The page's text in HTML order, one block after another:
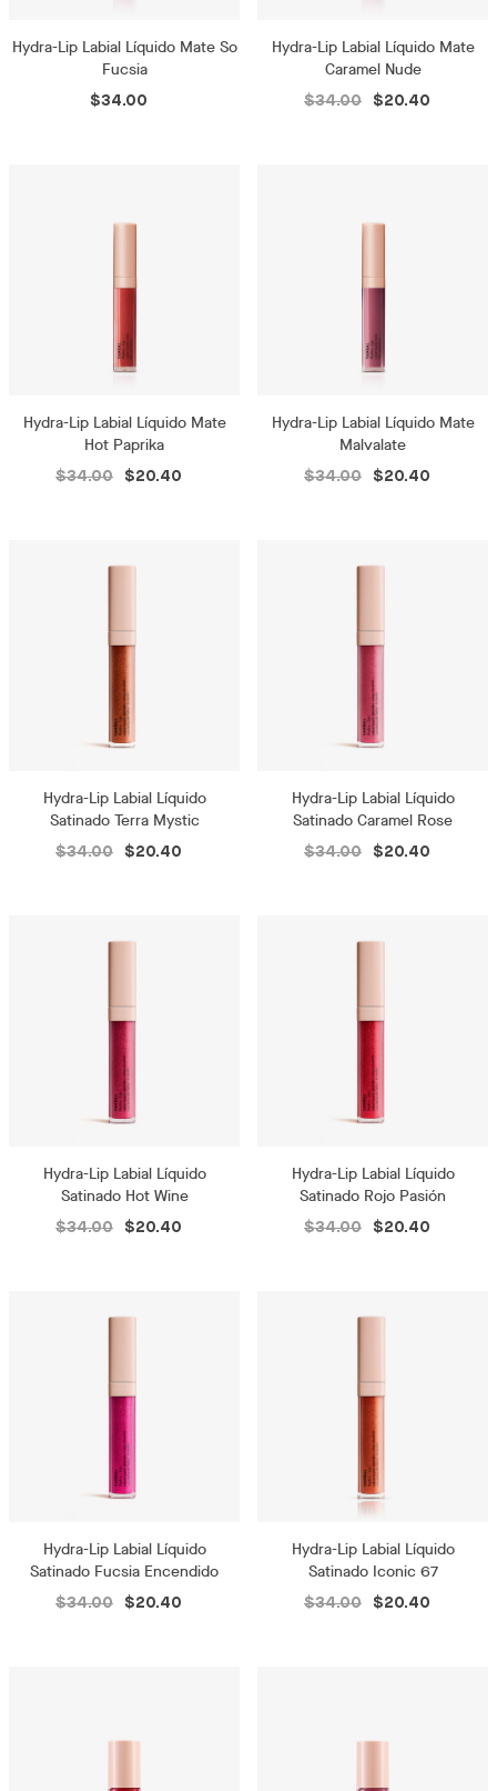
Hydra-Lip Labial Líquido Mate So
Fucsia
$34.00
Hydra-Lip Labial Líquido Mate
Caramel Nude
$34.00 $20.40
Hydra-Lip Labial Líquido Mate
Hot Paprika
$34.00 $20.40
Hydra-Lip Labial Líquido Mate
Malvalate
$34.00 $20.40
Hydra-Lip Labial Líquido
Satinado Terra Mystic
$34.00 $20.40
Hydra-Lip Labial Líquido
Satinado Caramel Rose
$34.00 $20.40
Hydra-Lip Labial Líquido
Satinado Hot Wine
$34.00 $20.40
Hydra-Lip Labial Líquido
Satinado Rojo Pasión
$34.00 $20.40
Hydra-Lip Labial Líquido
Satinado Fucsia Encendido
$34.00 $20.40
Hydra-Lip Labial Líquido
Satinado Iconic 67
$34.00 $20.40